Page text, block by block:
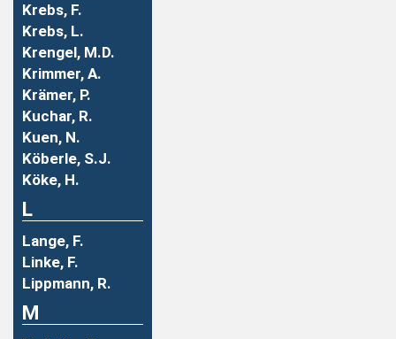
Krebs, F.
Krebs, L.
Krengel, M.D.
Krimmer, A.
Krämer, P.
Kuchar, R.
Kuen, N.
Köberle, S.J.
Köke, H.
L
Lange, F.
Linke, F.
Lippmann, R.
M